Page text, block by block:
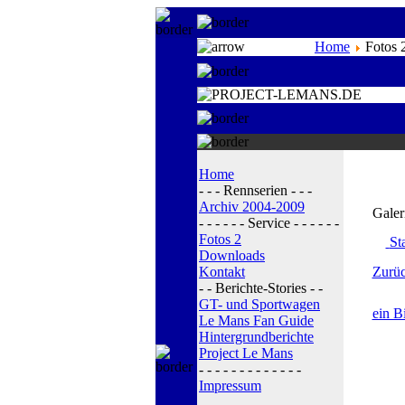
Home Fotos
Home
- - - Rennserien - - -
Archiv 2004-2009
- - - - - - Service - - - - - -
Fotos 2
Downloads
Kontakt
- - Berichte-Stories - -
GT- und Sportwagen
Le Mans Fan Guide
Hintergrundberichte
Project Le Mans
- - - - - - - - - - - - -
Impressum
ein